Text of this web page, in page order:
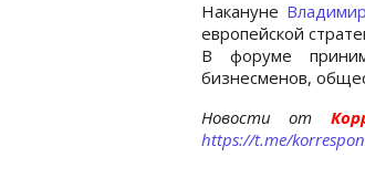
Накануне
европейской
В форуме
бизнесменов,
Новости от
https://t.me/